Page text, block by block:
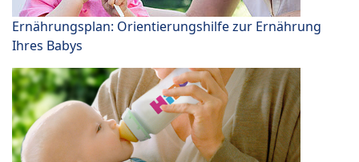
Ernährungsplan: Orientierungshilfe zur Ernährung
Ihres Babys